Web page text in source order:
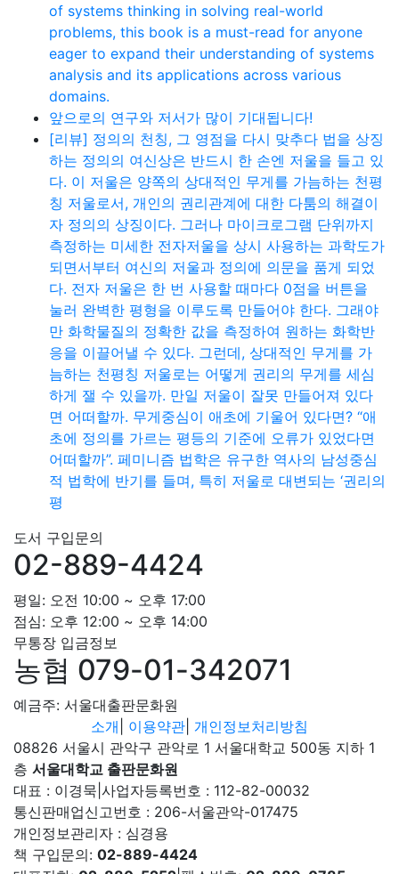
of systems thinking in solving real-world
problems, this book is a must-read for anyone
eager to expand their understanding of systems
analysis and its applications across various
domains.
앞으로의 연구와 저서가 많이 기대됩니다!
[리뷰] 정의의 천칭, 그 영점을 다시 맞추다 법을 상징
하는 정의의 여신상은 반드시 한 손엔 저울을 들고 있
다. 이 저울은 양쪽의 상대적인 무게를 가늠하는 천평
칭 저울로서, 개인의 권리관계에 대한 다툼의 해결이
자 정의의 상징이다. 그러나 마이크로그램 단위까지
측정하는 미세한 전자저울을 상시 사용하는 과학도가
되면서부터 여신의 저울과 정의에 의문을 품게 되었
다. 전자 저울은 한 번 사용할 때마다 0점을 버튼을
눌러 완벽한 평형을 이루도록 만들어야 한다. 그래야
만 화학물질의 정확한 값을 측정하여 원하는 화학반
응을 이끌어낼 수 있다. 그런데, 상대적인 무게를 가
늠하는 천평칭 저울로는 어떻게 권리의 무게를 세심
하게 잴 수 있을까. 만일 저울이 잘못 만들어져 있다
면 어떠할까. 무게중심이 애초에 기울어 있다면? “애
초에 정의를 가르는 평등의 기준에 오류가 있었다면
어떠할까”. 페미니즘 법학은 유구한 역사의 남성중심
적 법학에 반기를 들며, 특히 저울로 대변되는 ‘권리의
평
도서 구입문의
02-889-4424
평일: 오전 10:00 ~ 오후 17:00
점심: 오후 12:00 ~ 오후 14:00
무통장 입금정보
농협 079-01-342071
예금주: 서울대출판문화원
소개
이용약관 개인정보처리방침
08826 서울시 관악구 관악로 1 서울대학교 500동 지하 1
층 서울대학교 출판문화원
대표 : 이경묵 사업자등록번호 : 112-82-00032
통신판매업신고번호 : 206-서울관악-017475
개인정보관리자 : 심경용
책 구입문의: 02-889-4424